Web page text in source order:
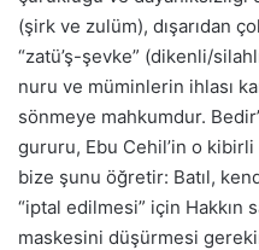
(şirk ve zulüm), dışarıdan
“zatü’ş-şevke” (dikenli/
nuru ve müminlerin ihlası
sönmeye mahkumdur.
gururu, Ebu Cehil’in o
bize şunu öğretir: Batıl,
“iptal edilmesi” için Hakkın
maskesini düşürmesi